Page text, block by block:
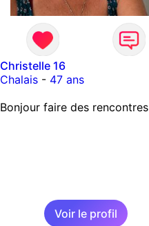
Christelle 16
Chalais - 47 ans
Bonjour faire des rencontres
Voir le profil